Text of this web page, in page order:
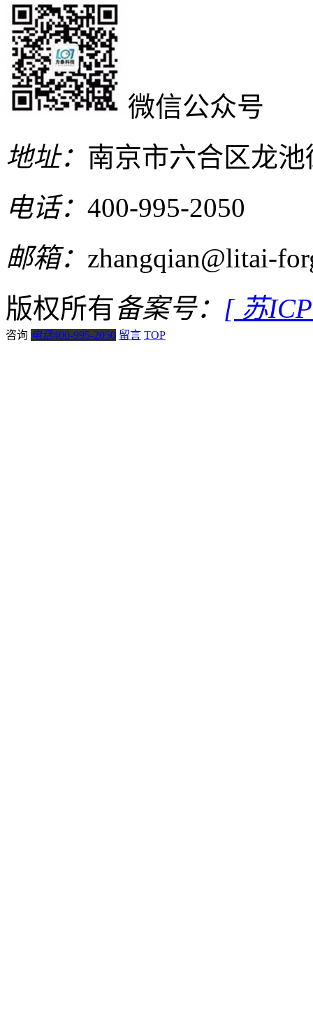
微信公众号
地址： 南京市六合区龙
电话： 400-995-2050
邮箱： zhangqian@litai-
版权所有备案号： [ 苏
咨询 电话400-995-2050 留言 TOP